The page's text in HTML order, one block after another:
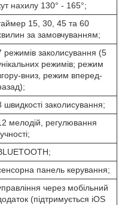
нахилу 130° - 165°;
15, 30, 45 та 60
за замовчуванням;
режимів заколисування (5
режимів; режим
вниз, режим вперед-
швидкості заколисування;
мелодій, регулювання
панель керування;
через мобільний
(підтримується iOS